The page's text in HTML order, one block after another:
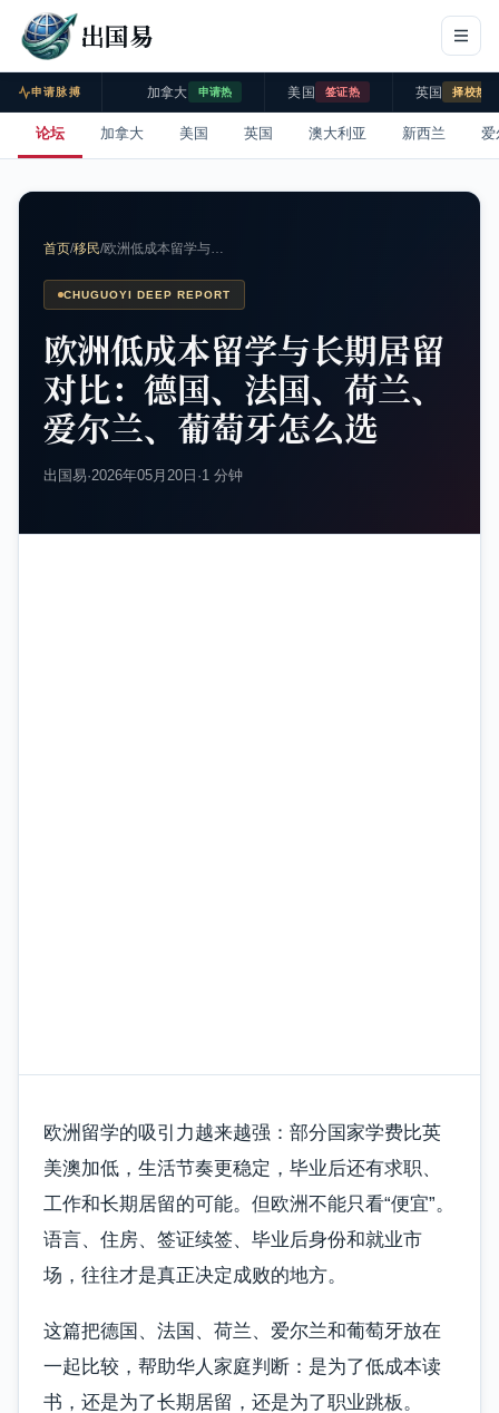
出国易
申请脉搏 加拿大 申请热 美国 签证热 英国 择校热
论坛 加拿大 美国 英国 澳大利亚 新西兰 爱
首页/移民/欧洲低成本留学与…
CHUGUOYI DEEP REPORT
欧洲低成本留学与长期居留
对比：德国、法国、荷兰、
爱尔兰、葡萄牙怎么选
出国易·2026年05月20日 ·1 分钟
欧洲留学的吸引力越来越强：部分国家学费比英
美澳加低，生活节奏更稳定，毕业后还有求职、
工作和长期居留的可能。但欧洲不能只看“便宜”。
语言、住房、签证续签、毕业后身份和就业市
场，往往才是真正决定成败的地方。
这篇把德国、法国、荷兰、爱尔兰和葡萄牙放在
一起比较，帮助华人家庭判断：是为了低成本读
书，还是为了长期居留，还是为了职业跳板。